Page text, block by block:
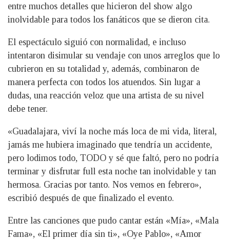
entre muchos detalles que hicieron del show algo
inolvidable para todos los fanáticos que se dieron cita.
El espectáculo siguió con normalidad, e incluso
intentaron disimular su vendaje con unos arreglos que lo
cubrieron en su totalidad y, además, combinaron de
manera perfecta con todos los atuendos. Sin lugar a
dudas, una reacción veloz que una artista de su nivel
debe tener.
«Guadalajara, viví la noche más loca de mi vida, literal,
jamás me hubiera imaginado que tendría un accidente,
pero lodimos todo, TODO y sé que faltó, pero no podría
terminar y disfrutar full esta noche tan inolvidable y tan
hermosa. Gracias por tanto. Nos vemos en febrero»,
escribió después de que finalizado el evento.
Entre las canciones que pudo cantar están «Mía», «Mala
Fama», «El primer día sin ti», «Oye Pablo», «Amor